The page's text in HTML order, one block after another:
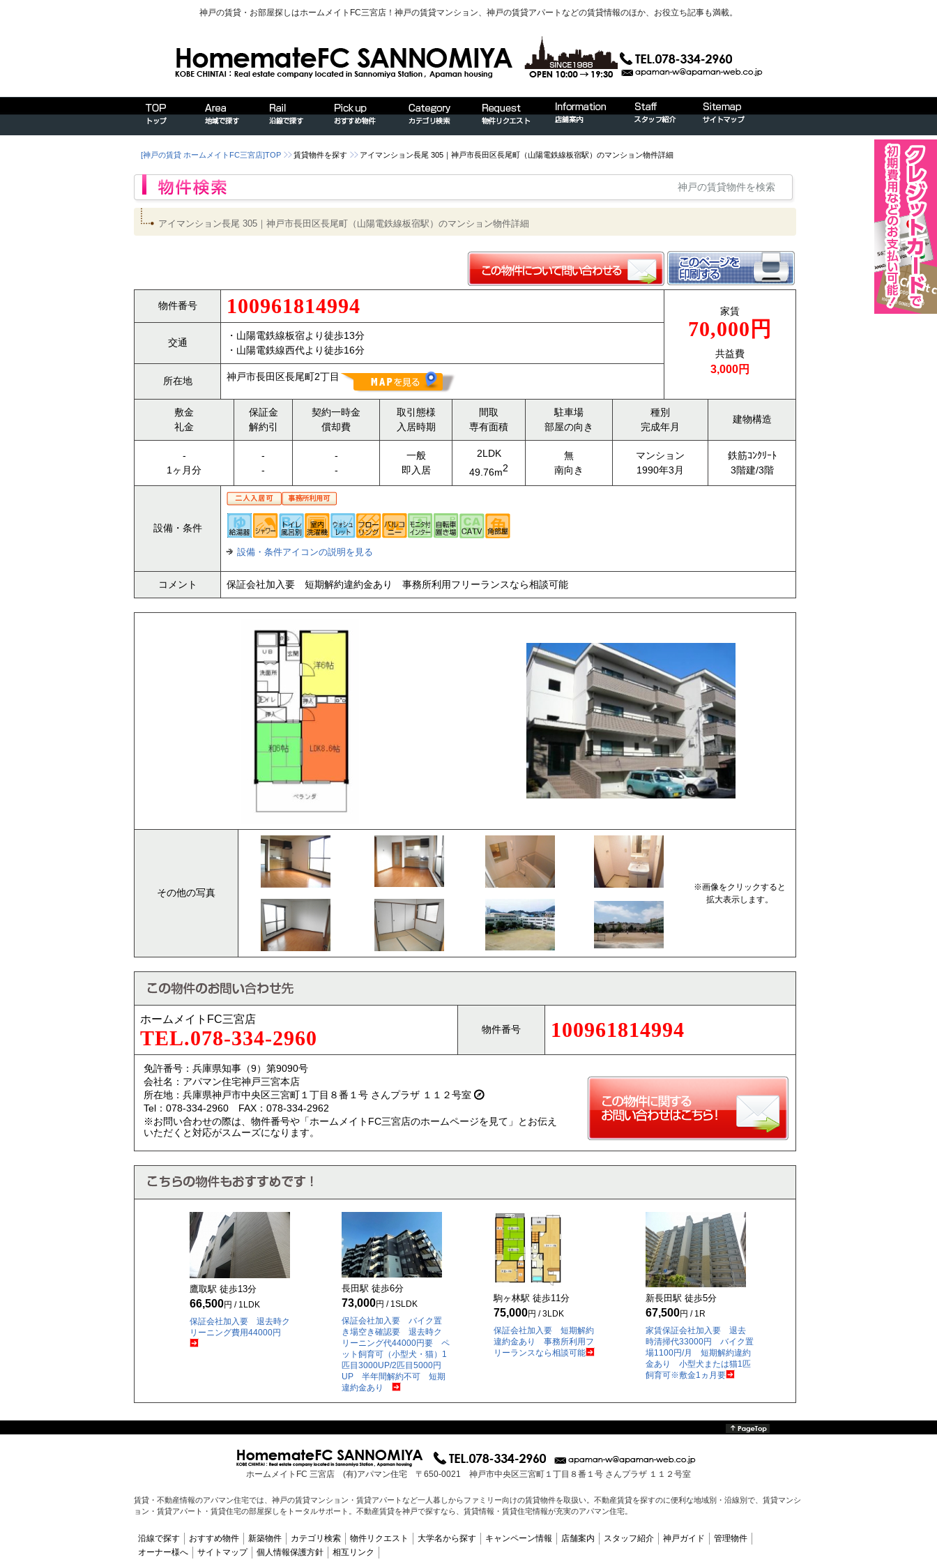
神戸の賃貸・お部屋探しはホームメイトFC三宮店！神戸の賃貸マンション、神戸の賃貸アパートなどの賃貸情報のほか、お役立ち記事も満載。
[神戸の賃貸 ホームメイトFC三宮店]TOP 賃貸物件を探す アイマンション長尾 305｜神戸市長田区長尾町（山陽電鉄線板宿駅）のマンション物件詳細
神戸の賃貸物件を検索
アイマンション長尾 305｜神戸市長田区長尾町（山陽電鉄線板宿駅）のマンション物件詳細
物件番号 100961814994 家賃
70,000円
共益費
3,000円
交通
・山陽電鉄線板宿より徒歩13分
・山陽電鉄線西代より徒歩16分
所在地 神戸市長田区長尾町2丁目
敷金
礼金
保証金
解約引
契約一時金
償却費
取引態様
入居時期
間取
専有面積
駐車場
部屋の向き
種別
完成年月
建物構造
-
1ヶ月分
-
-
-
-
一般
即入居
2LDK
49.76m2
無
南向き
マンション
1990年3月
鉄筋ｺﾝｸﾘｰﾄ
3階建/3階
設備・条件
設備・条件アイコンの説明を見る
コメント 保証会社加入要 短期解約違約金あり 事務所利用フリーランスなら相談可能
その他の写真
※画像をクリックすると
拡大表示します。
ホームメイトFC三宮店
TEL.078-334-2960 物件番号 100961814994
免許番号：兵庫県知事（9）第9090号
会社名：アパマン住宅神戸三宮本店
所在地：兵庫県神戸市中央区三宮町１丁目８番１号 さんプラザ １１２号室
Tel：078-334-2960 FAX：078-334-2962
※お問い合わせの際は、物件番号や「ホームメイトFC三宮店のホームページを見て」とお伝え
いただくと対応がスムーズになります。
鷹取駅 徒歩13分
66,500円 / 1LDK
保証会社加入要 退去時ク
リーニング費用44000円
長田駅 徒歩6分
73,000円 / 1SLDK
保証会社加入要 バイク置
き場空き確認要 退去時ク
リーニング代44000円要 ペ
ット飼育可（小型犬・猫）1
匹目3000UP/2匹目5000円
UP 半年間解約不可 短期
違約金あり
駒ヶ林駅 徒歩11分
75,000円 / 3LDK
保証会社加入要 短期解約
違約金あり 事務所利用フ
リーランスなら相談可能
新長田駅 徒歩5分
67,500円 / 1R
家賃保証会社加入要 退去
時清掃代33000円 バイク置
場1100円/月 短期解約違約
金あり 小型犬または猫1匹
飼育可※敷金1ヵ月要
ホームメイトFC 三宮店 (有)アパマン住宅 〒650-0021 神戸市中央区三宮町１丁目８番１号 さんプラザ １１２号室
賃貸・不動産情報のアパマン住宅では、神戸の賃貸マンション・賃貸アパートなど一人暮しからファミリー向けの賃貸物件を取扱い。不動産賃貸を探すのに便利な地域別・沿線別で、賃貸マンシ
ョン・賃貸アパート・賃貸住宅の部屋探しをトータルサポート。不動産賃貸を神戸で探すなら、賃貸情報・賃貸住宅情報が充実のアパマン住宅。
沿線で探す おすすめ物件 新築物件 カテゴリ検索 物件リクエスト 大学名から探す キャンペーン情報 店舗案内 スタッフ紹介 神戸ガイド
管理物件
オーナー様へ
サイトマップ 個人情報保護方針 相互リンク